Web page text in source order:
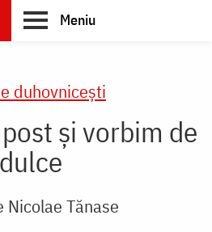
Meniu
duhovnicești
și vorbim de
dulce
Nicolae Tănase